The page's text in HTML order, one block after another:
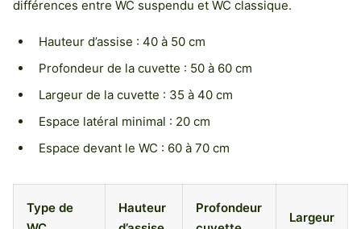
différences entre WC suspendu et WC classique.
Hauteur d’assise : 40 à 50 cm
Profondeur de la cuvette : 50 à 60 cm
Largeur de la cuvette : 35 à 40 cm
Espace latéral minimal : 20 cm
Espace devant le WC : 60 à 70 cm
Type de
Hauteur
Profondeur
Largeur